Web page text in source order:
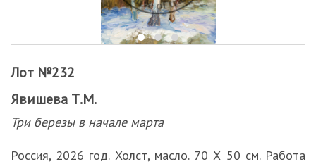
Лот №232
Явишева Т.М.
Три березы в начале марта
Россия, 2026 год. Холст, масло. 70 Х 50 см. Работа